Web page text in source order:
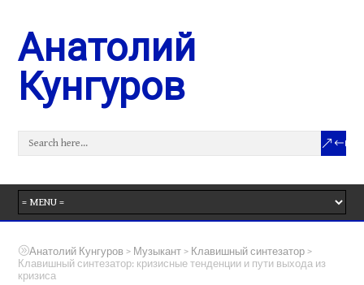
Анатолий
Кунгуров
Анатолий Кунгуров > Музыкант > Клавишный синтезатор >
Клавишный синтезатор: кризисные тенденции и пути выхода из
кризиса